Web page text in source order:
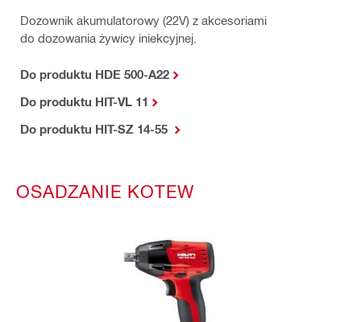
Dozownik akumulatorowy (22V) z akcesoriami
do dozowania żywicy iniekcyjnej.
Do produktu HDE 500-A22
Do produktu HIT-VL 11
Do produktu HIT-SZ 14-55
OSADZANIE KOTEW